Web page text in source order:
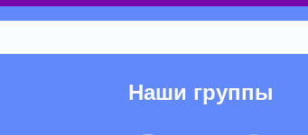
Наши группы